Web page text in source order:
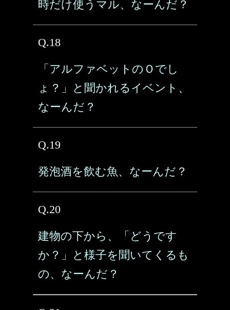
時だけ使うマル、なーんだ？
Q.18
「アルファベットのＯでし
ょ？」と聞かれるイベント、
なーんだ？
Q.19
発泡酒を飲む魚、なーんだ？
Q.20
建物の下から、「どうです
か？」と様子を聞いてくるも
の、なーんだ？